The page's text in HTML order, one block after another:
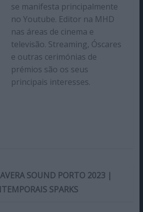
se manifesta principalmente
no Youtube. Editor na MHD
nas áreas de cinema e
televisão. Streaming, Óscares
e outras cerimónias de
prémios são os seus
principais interesses.
SOUND PORTO 2023 |
SPARKS